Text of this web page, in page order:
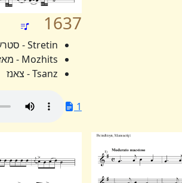
1637
Stretin - סטרעטין
Mozhits - מאזשיץ
Tsanz - צאנז
1